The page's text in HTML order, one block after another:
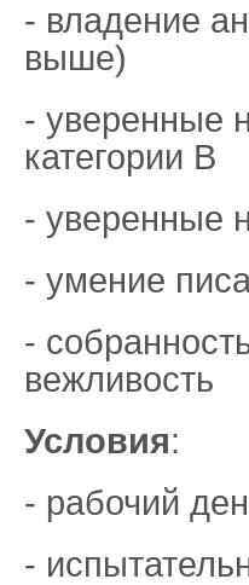
- владение
выше)
- уверенные
категории В
- уверенные
- умение
-
вежливость
Условия:
- рабочий
-